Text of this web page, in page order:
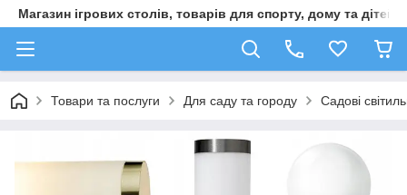
Магазин ігрових столів, товарів для спорту, дому та дітей
Товари та послуги Для саду та городу Садові